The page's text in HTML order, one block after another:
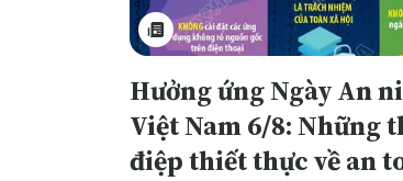
trường và doanh nghiệp có năng lực
Chuyển mạnh từ đổi mới sáng tạo
vực sang đổi mới sáng tạo trong toàn
Hưởng ứng Ngày An
Việt Nam 6/8: Những
điệp thiết thực về an